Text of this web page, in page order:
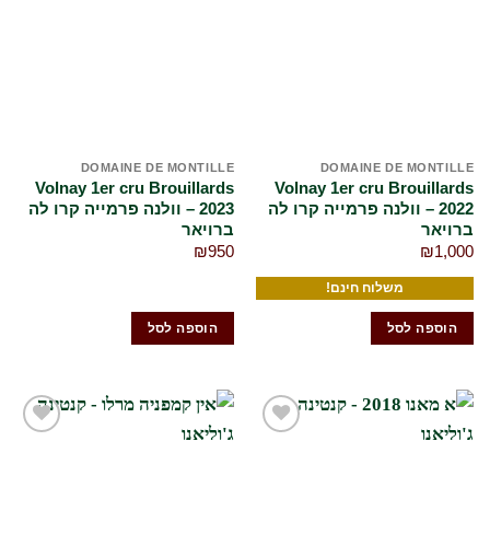
DOMAINE DE MONTILLE
Volnay 1er cru Brouillards
2022 – וולנה פרמייה קרו לה
ברויאר
₪1,000
משלוח חינם!
הוספה לסל
DOMAINE DE MONTILLE
Volnay 1er cru Brouillards
2023 – וולנה פרמייה קרו לה
ברויאר
₪950
הוספה לסל